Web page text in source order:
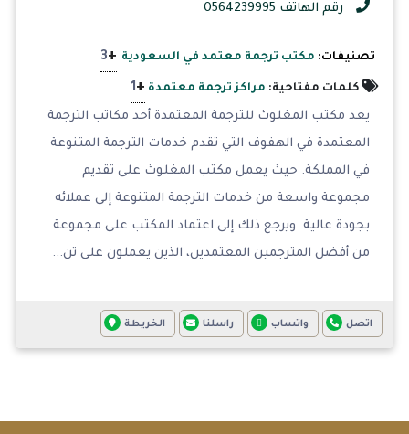
رقم الهاتف 0564239995
تصنيفات: مكتب ترجمة معتمد في السعودية +
3
كلمات مفتاحية: مراكز ترجمة معتمدة +
1
يعد مكتب المغلوث للترجمة المعتمدة أحد مكاتب الترجمة
المعتمدة في الهفوف التي تقدم خدمات الترجمة المتنوعة
في المملكة. حيث يعمل مكتب المغلوث على تقديم
مجموعة واسعة من خدمات الترجمة المتنوعة إلى عملائه
بجودة عالية. ويرجع ذلك إلى اعتماد المكتب على مجموعة
من أفضل المترجمين المعتمدين، الذين يعملون على تن...
اتصل واتساب راسلنا الخريطة